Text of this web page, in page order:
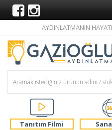
AYDINLATMANIN
Tanıtım Filmi